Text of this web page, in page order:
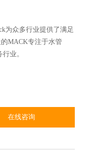
为众多行业提供了满足
MACK专注于水管
业。
在线咨询